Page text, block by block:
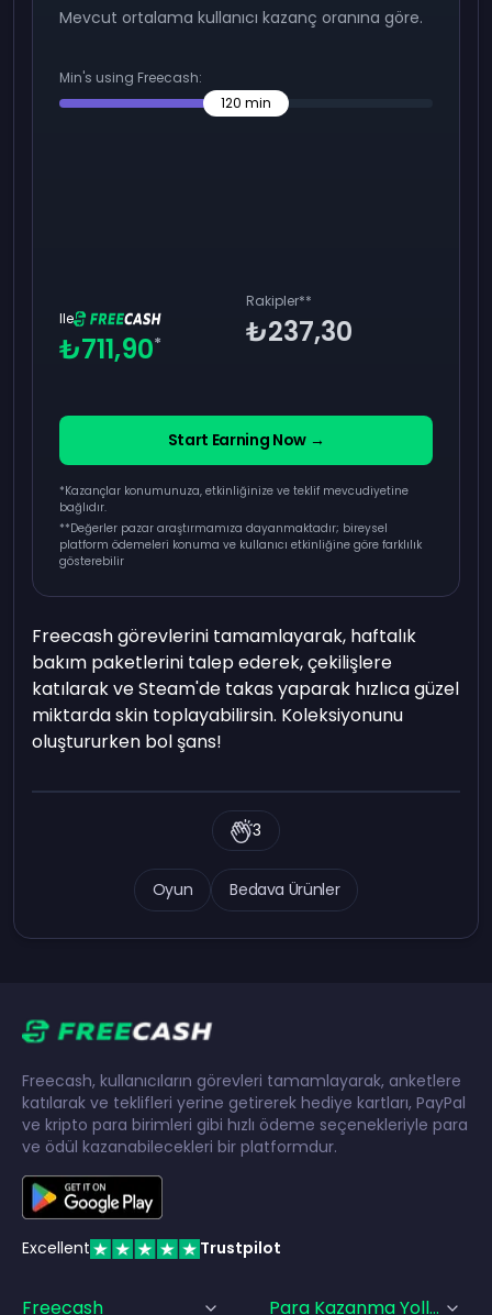
Mevcut ortalama kullanıcı kazanç oranına göre.
Min's using Freecash:
120 min
Ile
₺711,90*
Rakipler**
₺237,30
Start Earning Now →
*Kazançlar konumunuza, etkinliğinize ve teklif mevcudiyetine
bağlıdır.
**Değerler pazar araştırmamıza dayanmaktadır; bireysel
platform ödemeleri konuma ve kullanıcı etkinliğine göre farklılık
gösterebilir
Freecash görevlerini tamamlayarak, haftalık
bakım paketlerini talep ederek, çekilişlere
katılarak ve Steam'de takas yaparak hızlıca güzel
miktarda skin toplayabilirsin. Koleksiyonunu
oluştururken bol şans!
Oyun Bedava Ürünler
3
Freecash, kullanıcıların görevleri tamamlayarak, anketlere
katılarak ve teklifleri yerine getirerek hediye kartları, PayPal
ve kripto para birimleri gibi hızlı ödeme seçenekleriyle para
ve ödül kazanabilecekleri bir platformdur.
Excellent Trustpilot
Freecash Para Kazanma Yolları